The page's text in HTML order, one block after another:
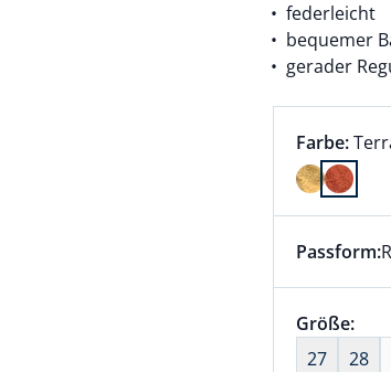
federleicht
bequemer
gerader
Farbe:
Farbe
Dieser
Passform:
Größe:
27
28